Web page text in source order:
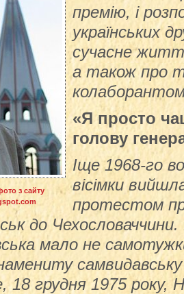
з сайту
премію, і
українських
сучасне
а також про
«Я просто
голову
Іще 1968-го
вісімки
протестом
до
мало не
18 грудня 1975 року,